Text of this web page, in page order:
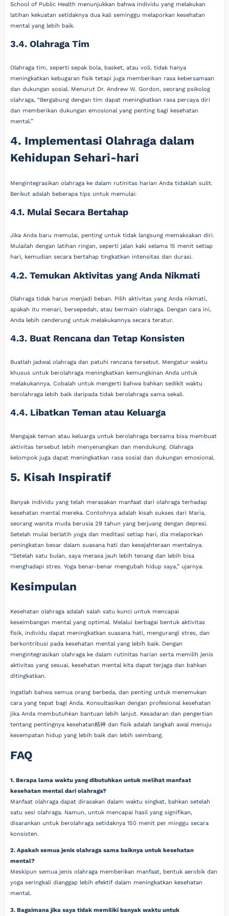
School of Public Health menunjukkan bahwa individu yang melakukan
latihan kekuatan setidaknya dua kali seminggu melaporkan kesehatan
mental yang lebih baik.
3.4. Olahraga Tim
Olahraga tim, seperti sepak bola, basket, atau voli, tidak hanya
meningkatkan kebugaran fisik tetapi juga memberikan rasa kebersamaan
dan dukungan sosial. Menurut Dr. Andrew W. Gordon, seorang psikolog
olahraga, “Bergabung dengan tim dapat meningkatkan rasa percaya diri
dan memberikan dukungan emosional yang penting bagi kesehatan
mental.”
4. Implementasi Olahraga dalam
Kehidupan Sehari-hari
Mengintegrasikan olahraga ke dalam rutinitas harian Anda tidaklah sulit.
Berikut adalah beberapa tips untuk memulai:
4.1. Mulai Secara Bertahap
Jika Anda baru memulai, penting untuk tidak langsung memaksakan diri.
Mulailah dengan latihan ringan, seperti jalan kaki selama 15 menit setiap
hari, kemudian secara bertahap tingkatkan intensitas dan durasi.
4.2. Temukan Aktivitas yang Anda Nikmati
Olahraga tidak harus menjadi beban. Pilih aktivitas yang Anda nikmati,
apakah itu menari, bersepedah, atau bermain olahraga. Dengan cara ini,
Anda lebih cenderung untuk melakukannya secara teratur.
4.3. Buat Rencana dan Tetap Konsisten
Buatlah jadwal olahraga dan patuhi rencana tersebut. Mengatur waktu
khusus untuk berolahraga meningkatkan kemungkinan Anda untuk
melakukannya. Cobalah untuk mengerti bahwa bahkan sedikit waktu
berolahraga lebih baik daripada tidak berolahraga sama sekali.
4.4. Libatkan Teman atau Keluarga
Mengajak teman atau keluarga untuk berolahraga bersama bisa membuat
aktivitas tersebut lebih menyenangkan dan mendukung. Olahraga
kelompok juga dapat meningkatkan rasa sosial dan dukungan emosional.
5. Kisah Inspiratif
Banyak individu yang telah merasakan manfaat dari olahraga terhadap
kesehatan mental mereka. Contohnya adalah kisah sukses dari Maria,
seorang wanita muda berusia 29 tahun yang berjuang dengan depresi.
Setelah mulai berlatih yoga dan meditasi setiap hari, dia melaporkan
peningkatan besar dalam suasana hati dan kesejahteraan mentalnya.
“Setelah satu bulan, saya merasa jauh lebih tenang dan lebih bisa
menghadapi stres. Yoga benar-benar mengubah hidup saya,” ujarnya.
Kesimpulan
Kesehatan olahraga adalah salah satu kunci untuk mencapai
keseimbangan mental yang optimal. Melalui berbagai bentuk aktivitas
fisik, individu dapat meningkatkan suasana hati, mengurangi stres, dan
berkontribusi pada kesehatan mental yang lebih baik. Dengan
mengintegrasikan olahraga ke dalam rutinitas harian serta memilih jenis
aktivitas yang sesuai, kesehatan mental kita dapat terjaga dan bahkan
ditingkatkan.
Ingatlah bahwa semua orang berbeda, dan penting untuk menemukan
cara yang tepat bagi Anda. Konsultasikan dengan profesional kesehatan
jika Anda membutuhkan bantuan lebih lanjut. Kesadaran dan pengertian
tentang pentingnya kesehatan精神 dan fisik adalah langkah awal menuju
kesempatan hidup yang lebih baik dan lebih seimbang.
FAQ
1. Berapa lama waktu yang dibutuhkan untuk melihat manfaat
kesehatan mental dari olahraga?
Manfaat olahraga dapat dirasakan dalam waktu singkat, bahkan setelah
satu sesi olahraga. Namun, untuk mencapai hasil yang signifikan,
disarankan untuk berolahraga setidaknya 150 menit per minggu secara
konsisten.
2. Apakah semua jenis olahraga sama baiknya untuk kesehatan
mental?
Meskipun semua jenis olahraga memberikan manfaat, bentuk aerobik dan
yoga seringkali dianggap lebih efektif dalam meningkatkan kesehatan
mental.
3. Bagaimana jika saya tidak memiliki banyak waktu untuk